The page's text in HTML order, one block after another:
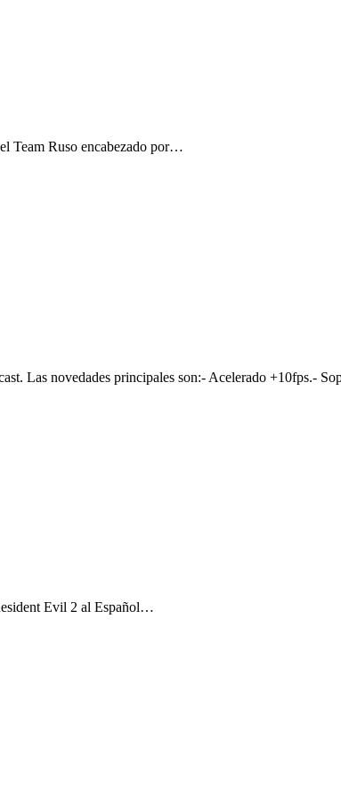
Team Ruso encabezado por…
Las novedades principales son:- Acelerado +10fps.-
Evil 2 al Español…